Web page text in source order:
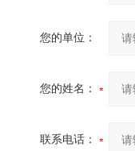
您的单位：
您的姓名：
联系电话：